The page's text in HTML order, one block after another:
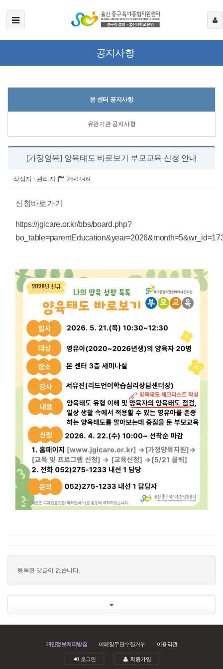
공지사항
본 센터 공지사항
유관기관 공지사항
[가정양육] 양육태도 바로보기 부모교육 신청 안내
작성자 : 관리자 26-04-09
신청바로가기
https://jgicare.or.kr/bbs/board.php?
등록된 댓글이 없습니다.
개인정보처리방침 이메일무단수집거부 이용약관
로그인 회원가입